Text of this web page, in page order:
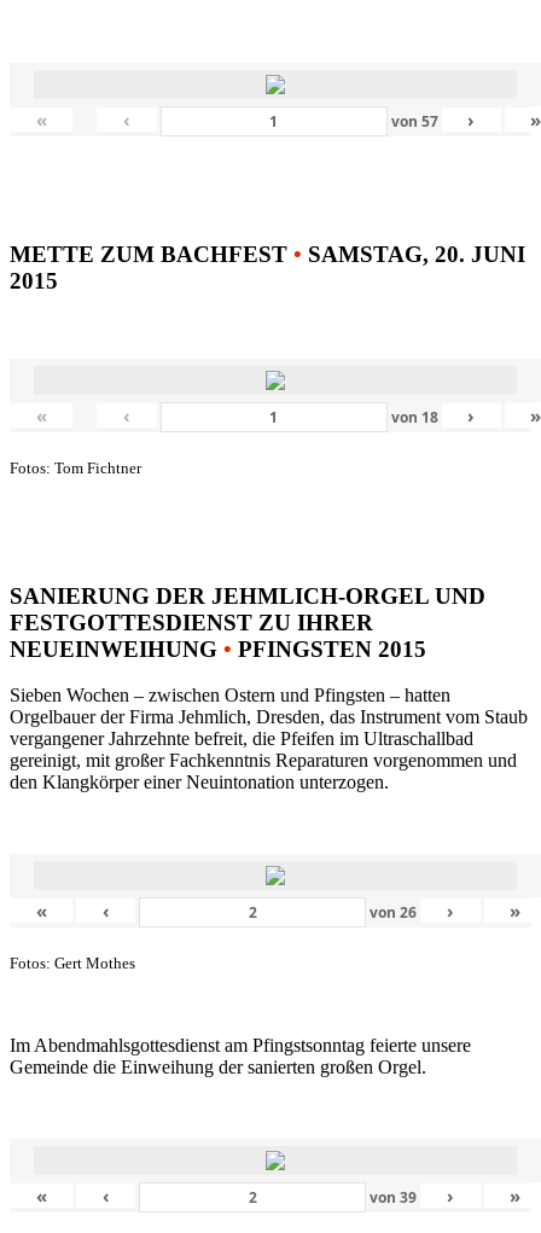
« ‹ von 57 › »
METTE ZUM BACHFEST • SAMSTAG, 20. JUNI
2015
« ‹ von 18 › »
Fotos: Tom Fichtner
SANIERUNG DER JEHMLICH-ORGEL UND
FESTGOTTESDIENST ZU IHRER
NEUEINWEIHUNG • PFINGSTEN 2015
Sieben Wochen – zwischen Ostern und Pfingsten – hatten
Orgelbauer der Firma Jehmlich, Dresden, das Instrument vom Staub
vergangener Jahrzehnte befreit, die Pfeifen im Ultraschallbad
gereinigt, mit großer Fachkenntnis Reparaturen vorgenommen und
den Klangkörper einer Neuintonation unterzogen.
« ‹ von26 › »
Fotos: Gert Mothes
Im Abendmahlsgottesdienst am Pfingstsonntag feierte unsere
Gemeinde die Einweihung der sanierten großen Orgel.
« ‹ von39 › »